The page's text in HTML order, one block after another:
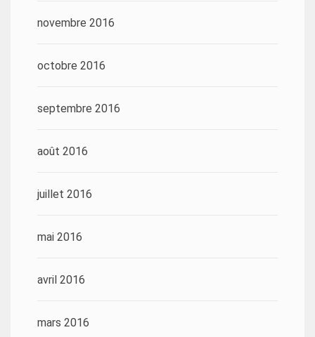
novembre 2016
octobre 2016
septembre 2016
août 2016
juillet 2016
mai 2016
avril 2016
mars 2016